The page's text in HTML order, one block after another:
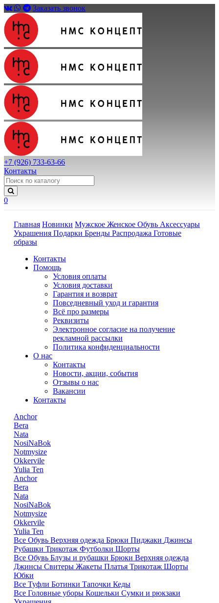
Заказать звонок
+7 (926) 733-63-66
Контакты
0
Главная Новинки Мужское Женское Обувь Аксессуары
Украшения Подарки Бренды Распродажа Готовые
образы
Контакты
Помощь
Условия оплаты
Условия доставки
Гарантия и возврат
Повседневный уход и гарантия
Всё про размеры
Реквизиты
Электронное согласие на получение
рекламной рассылки
Политика конфиденциальности
О нас
Контакты
Новости, акции, события
Отзывы о нас
Вакансии
Контакты
Anchor
Bera
Nata
NosiNaBok
Notmysize
Okkervile
Yulia Ten
Anchor
Bera
Nata
NosiNaBok
Notmysize
Okkervile
Yulia Ten
Все Обувь Верхняя одежда Брюки Пиджаки Джинсы
Рубашки Трикотаж Футболки Шорты
Все Обувь Блузы и рубашки Брюки Верхняя одежда
Джинсы Свитеры Жакеты Платья Трикотаж Шорты
Юбки
Все Туфли Ботинки Тапочки Кеды
Все Головные уборы Кошельки Сумки и рюкзаки